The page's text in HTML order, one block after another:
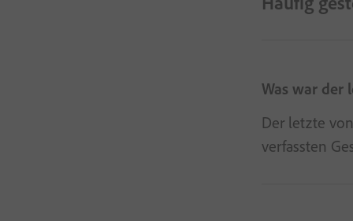
Was war der
Der letzte
verfassten